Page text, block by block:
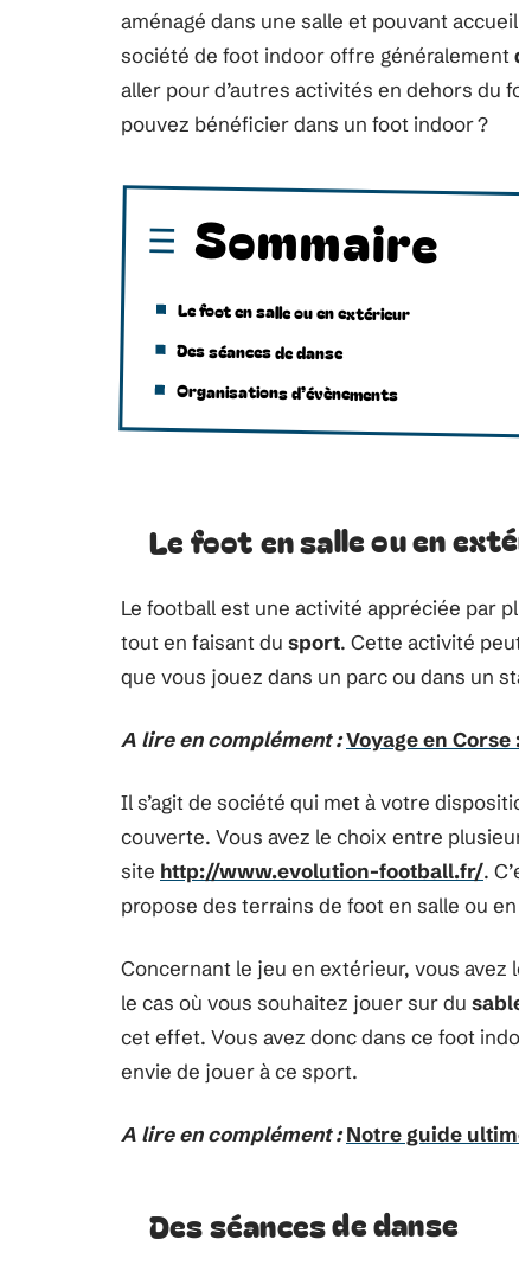
aménagé dans une salle et pouvant
société de foot indoor offre généralement
aller pour d’autres activités en dehors du
pouvez bénéficier dans un foot indoor ?
Sommaire
Le foot en salle ou en extérieur
Des séances de danse
Organisations d’évènements
Le foot en salle ou en
Le football est une activité appréciée par
tout en faisant du sport. Cette activité
que vous jouez dans un parc ou dans un
A lire en complément :Voyage en
Il s’agit de société qui met à votre
couverte. Vous avez le choix entre
site http://www.evolution-football.fr/.
propose des terrains de foot en salle ou
Concernant le jeu en extérieur, vous avez
le cas où vous souhaitez jouer sur du
cet effet. Vous avez donc dans ce foot
envie de jouer à ce sport.
A lire en complément : Notre guide
Des séances de danse